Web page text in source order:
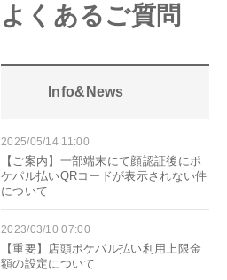
よくあるご質問
Info&News
2025/05/14 11:00
【ご案内】一部端末にて顔認証後にポ
ケパル払いQRコードが表示されない件
について
2023/03/10 07:00
【重要】店頭ポケパル払い利用上限金
額の設定について